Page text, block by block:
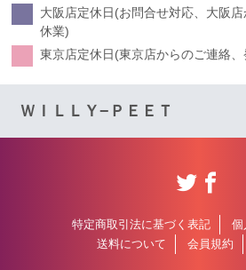
大阪店定休日(お問合せ対応、大阪
休業)
東京店定休日(東京店からのご連絡
ＷＩＬＬＹ−ＰＥＥＴ
特定商取引法に基づく表記
個
送料について
会員規約